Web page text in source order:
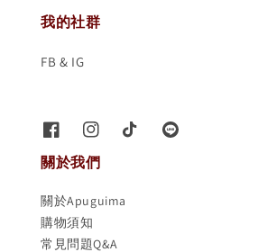
我的社群
FB & IG
關於我們
關於Apuguima
購物須知
常見問題Q&A